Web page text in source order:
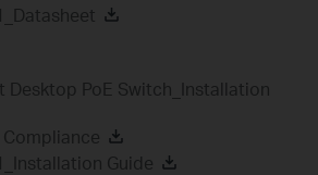
Desktop PoE Switch_Installation
Guide